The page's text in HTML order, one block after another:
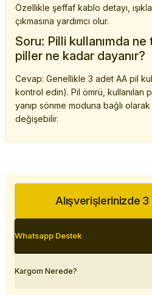
Özellikle şeffaf kablo detayı,
çıkmasına yardımcı olur.
Soru: Pilli kullanımda ne
piller ne kadar dayanır?
Cevap: Genellikle 3 adet AA pil
kontrol edin). Pil ömrü, kullanılan
yanıp sönme moduna bağlı
değişebilir.
Alışverişlerinizde 3
Whatsapp Destek
Kargom Nerede?